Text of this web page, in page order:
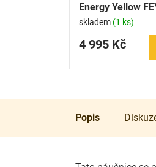
Energy Yellow
skladem (1 ks)
4 995 Kč
Popis